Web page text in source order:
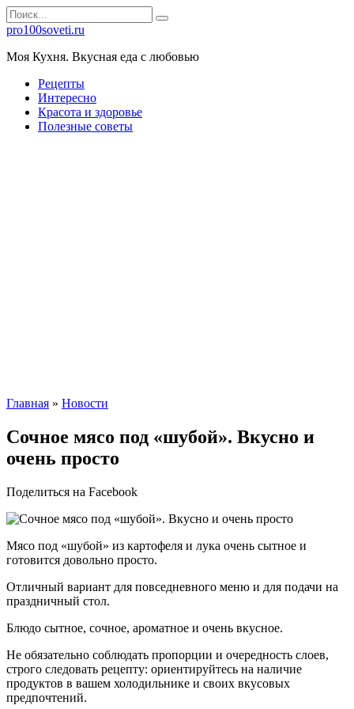
Перейти
к
контенту
Search
for:
pro100soveti.ru
Моя Кухня. Bкусная еда с любовью
Рецепты
Интересно
Красота и здоровье
Полезные советы
Главная » Новости
Сочное мясо под «шубой». Вкусно и
очень просто
Поделиться на Facebook
Мясо под «шубой» из картофеля и лука очень сытное и
готовится довольно просто.
Отличный вариант для повседневного меню и для подачи на
праздничный стол.
Блюдо сытное, сочное, ароматное и очень вкусное.
Не обязательно соблюдать пропорции и очередность слоев,
строго следовать рецепту: ориентируйтесь на наличие
продуктов в вашем холодильнике и своих вкусовых
предпочтений.